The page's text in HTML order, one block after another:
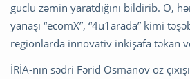
güclü zəmin yaratdığını bildirib. O,
yanaşı “ecomX”, “4ü1arada” kimi
regionlarda innovativ inkişafa təkan
İRİA-nın sədri Fərid Osmanov öz